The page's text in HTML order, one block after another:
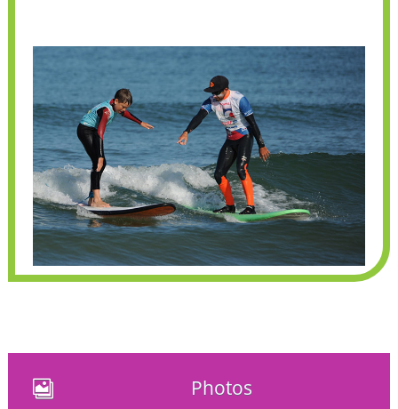
 Photos